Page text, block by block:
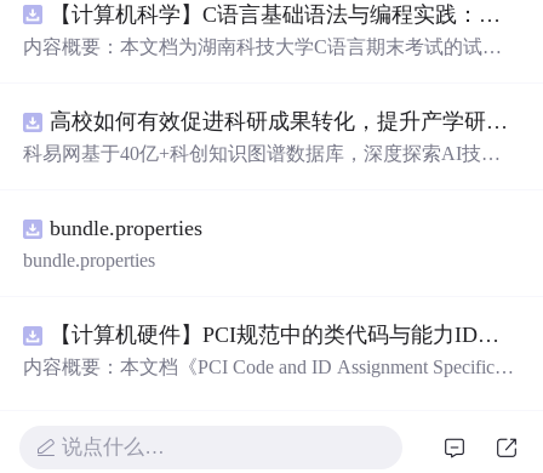
【计算机科学】C语言基础语法与编程实践：湖南科技大学期末考试核心知识点解析
内容概要：本文档为湖南科技大学C语言期末考试的试题
循环）、数组、字符串处理、函数定义与调用、指针初步
等内容。题目形式为单项选择题，每道题后附有正确答
业学习C语言课程的学生，特别是准备期末考试或需要强
化基础知识的初学者。; 使用场景及目标：①用于考前复
习，检验对C语言核心概念的掌握程度；②辅助教师出题
辑分析能力。; 阅读建议：建议结合教材和上机实践进行练
习，重点关注易错题和涉及复杂逻辑控制的题目，理解每
道题背后的程序执行流程，以达到真正掌握语言特性的目
高校如何有效促进科研成果转化，提升产学研合作效率？.docx
科易网基于40亿+科创知识图谱数据库，深度探索AI技术
新领域的AI+数智化解决方案，推动科技创新与产业创新
智能化发展。
bundle.properties
bundle.properties
【计算机硬件】PCI规范中的类代码与能力ID分配：设备功能分类及扩展能力标识系统设计
内容概要：本文档《PCI Code and ID Assignment Specificati
力标识（Extended Capability IDs）的标准编码规范。文档
说点什么…